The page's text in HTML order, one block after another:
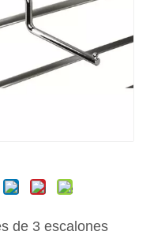
de 3 escalones